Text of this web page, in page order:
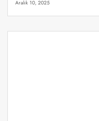
Aralık 10, 2025